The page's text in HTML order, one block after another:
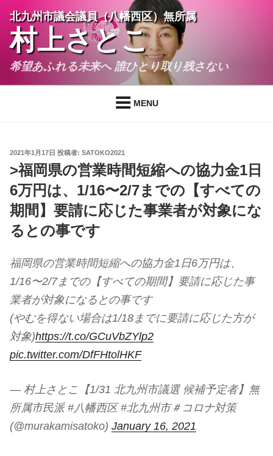
へ
北九州市議会議員（八幡西区）無所属
村上さとこ
希望あふれる未来へ 誰ひとり取り残さない
MENU
投
日:
2021年1月17日 投稿者: SATOKO2021
>福岡県の営業時間短縮への協力金1日
6万円は、1/16〜2/7までの【すべての
期間】要請に応じた事業者が対象にな
るとの事です
福岡県の営業時間短縮への協力金1日6万円は、
1/16〜2/7までの【すべての期間】要請に応じた事
業者が対象になるとの事です
(やむを得ない場合は1/18までに要請に応じた方が
対象)https://t.co/GCuVbZYlp2
pic.twitter.com/DfFHtolHKF
— 村上さとこ【1/31 北九州市議選 候補予定者】無
所属市民派 #八幡西区 #北九州市＃コロナ対策
(@murakamisatoko) January 16, 2021